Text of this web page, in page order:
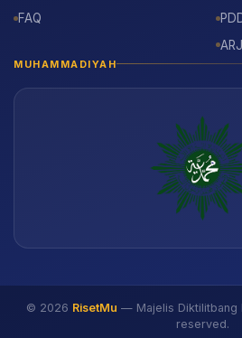
FAQ
MUHAMMADIYAH
© 2026 RisetMu — Majelis Diktilitbang
reserved.